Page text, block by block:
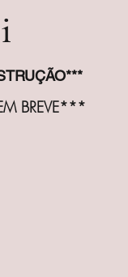
BREVE***